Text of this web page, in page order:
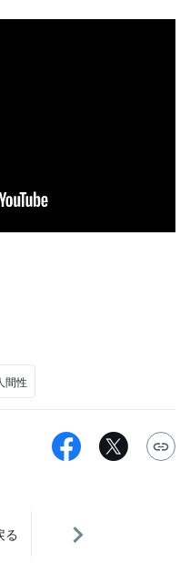
間性
る